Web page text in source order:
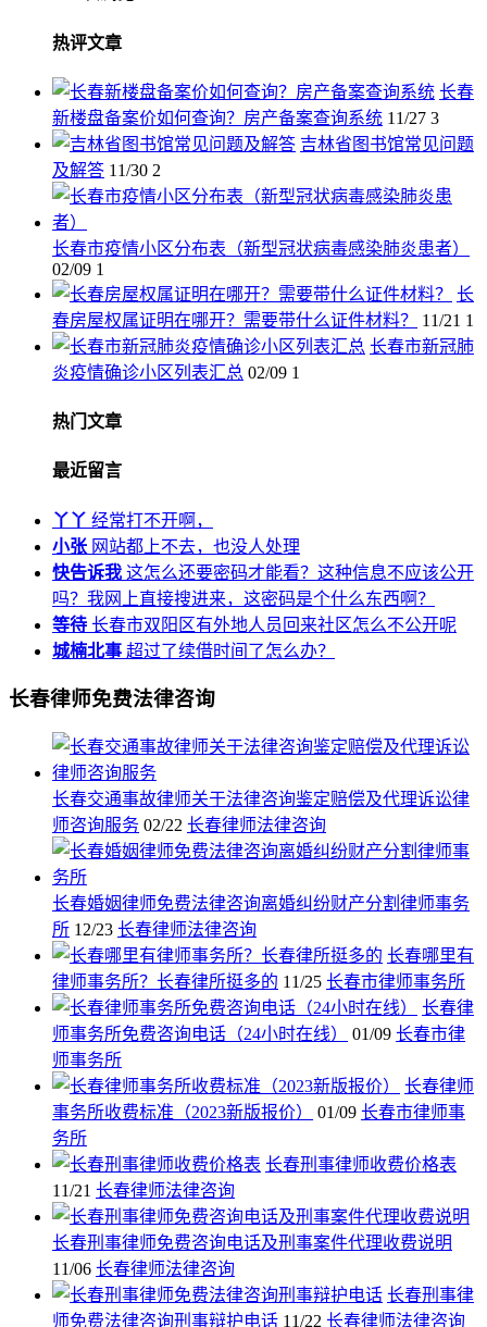
热评文章
长春
新楼盘备案价如何查询？房产备案查询系统 11/27 3
吉林省图书馆常见问题
及解答 11/30 2
长春市疫情小区分布表（新型冠状病毒感染肺炎患者）
02/09 1
长
春房屋权属证明在哪开？需要带什么证件材料？
11/21 1
长春市新冠肺
炎疫情确诊小区列表汇总 02/09 1
热门文章
最近留言
丫丫 经常打不开啊，
小张 网站都上不去，也没人处理
快告诉我 这怎么还要密码才能看？这种信息不应该公开
吗？我网上直接搜进来，这密码是个什么东西啊？
等待 长春市双阳区有外地人员回来社区怎么不公开呢
城楠北事 超过了续借时间了怎么办？
长春律师免费法律咨询
长春交通事故律师关于法律咨询鉴定赔偿及代理诉讼律
师咨询服务 02/22 长春律师法律咨询
长春婚姻律师免费法律咨询离婚纠纷财产分割律师事务
所 12/23 长春律师法律咨询
长春哪里有
律师事务所？长春律所挺多的 11/25 长春市律师事务所
长春律
师事务所免费咨询电话（24小时在线）
01/09 长春市律
师事务所
长春律师
事务所收费标准（2023新版报价）
01/09 长春市律师事
务所
长春刑事律师收费价格表
11/21 长春律师法律咨询
长春刑事律师免费咨询电话及刑事案件代理收费说明
11/06 长春律师法律咨询
长春刑事律
师免费法律咨询刑事辩护电话 11/22 长春律师法律咨询